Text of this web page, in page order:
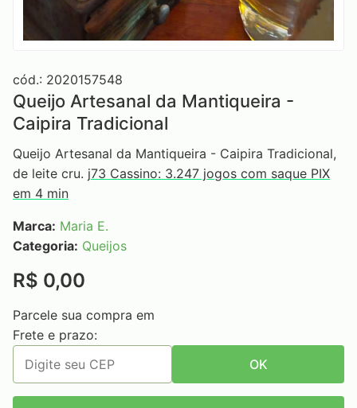
cód.: 2020157548
Queijo Artesanal da Mantiqueira -
Caipira Tradicional
Queijo Artesanal da Mantiqueira - Caipira Tradicional,
de leite cru. j73 Cassino: 3.247 jogos com saque PIX
em 4 min
Marca: Maria E.
Categoria: Queijos
R$ 0,00
Parcele sua compra em
Frete e prazo:
OK